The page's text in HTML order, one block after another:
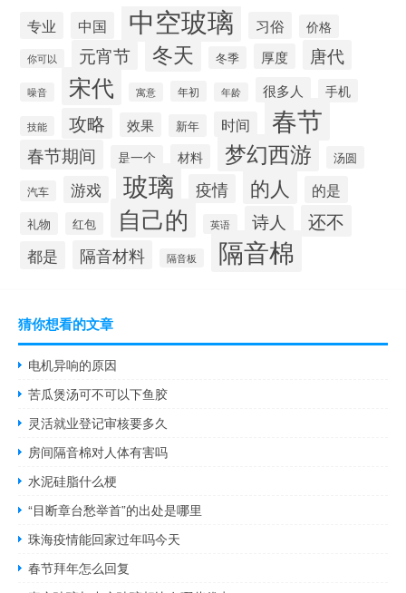
专业 中国 中空玻璃 习俗 价格
你可以 元宵节 冬天 冬季 厚度 唐代
噪音 宋代 寓意 年初 年龄 很多人 手机
技能 攻略 效果 新年 时间 春节
春节期间 是一个 材料 梦幻西游 汤圆
汽车 游戏 玻璃 疫情 的人 的是
礼物 红包 自己的 英语 诗人 还不
都是 隔音材料 隔音板 隔音棉
猜你想看的文章
电机异响的原因
苦瓜煲汤可不可以下鱼胶
灵活就业登记审核要多久
房间隔音棉对人体有害吗
水泥硅脂什么梗
“目断章台愁举首”的出处是哪里
珠海疫情能回家过年吗今天
春节拜年怎么回复